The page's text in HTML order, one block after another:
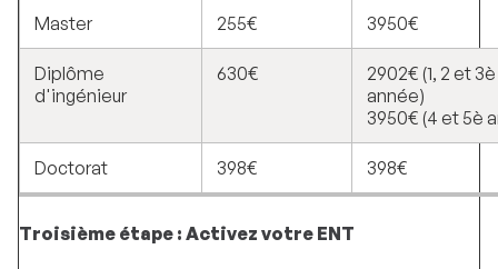
Master 255€ 3950€
Diplôme
d'ingénieur
630€
2902€ (1, 2 et 3è
année)
3950€ (4 et 5è
Doctorat 398€ 398€
Troisième étape : Activez votre ENT